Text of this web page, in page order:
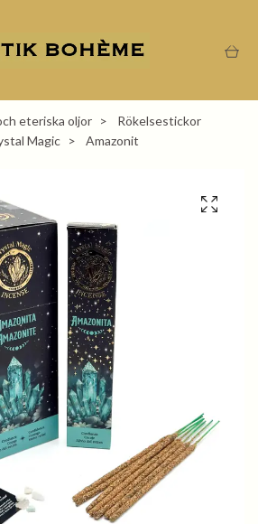
eteriska oljor
Rökelsestickor
Magic
Amazonit